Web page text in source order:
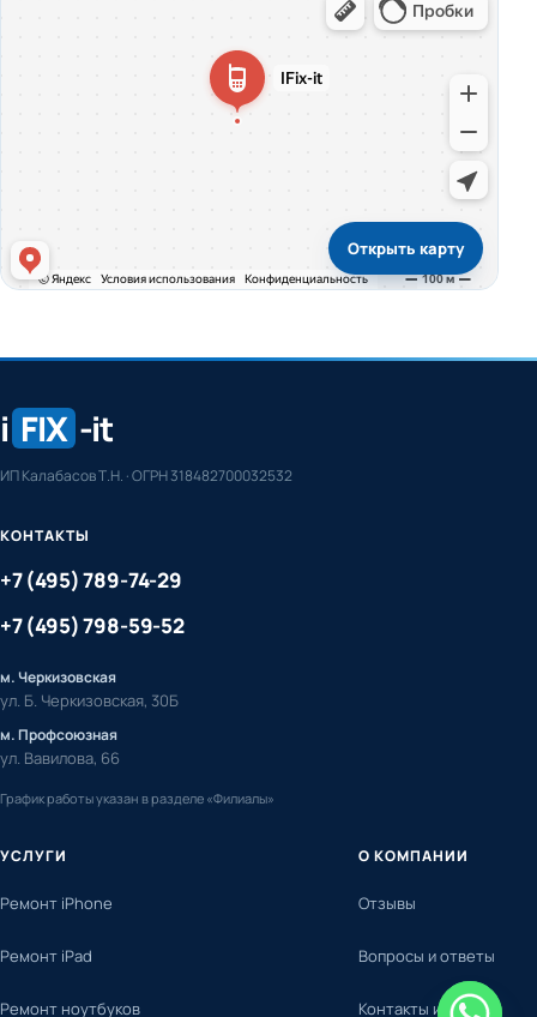
Открыть карту
i FIX -it
ИП Калабасов Т.Н. · ОГРН 318482700032532
УСЛУГИ
Ремонт iPhone
Ремонт iPad
Ремонт ноутбуков
О КОМПАНИИ
Отзывы
Вопросы и ответы
Контакты и адреса
КОНТАКТЫ
+7 (495) 789-74-29
+7 (495) 798-59-52
м. Черкизовская
ул. Б. Черкизовская, 30Б
м. Профсоюзная
ул. Вавилова, 66
График работы указан в разделе «Филиалы»